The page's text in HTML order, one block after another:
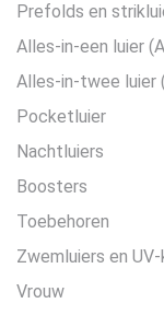
Prefolds en
Alles-in-een luier
Alles-in-twee luier
Pocketluier
Nachtluiers
Boosters
Toebehoren
Zwemluiers en
Vrouw